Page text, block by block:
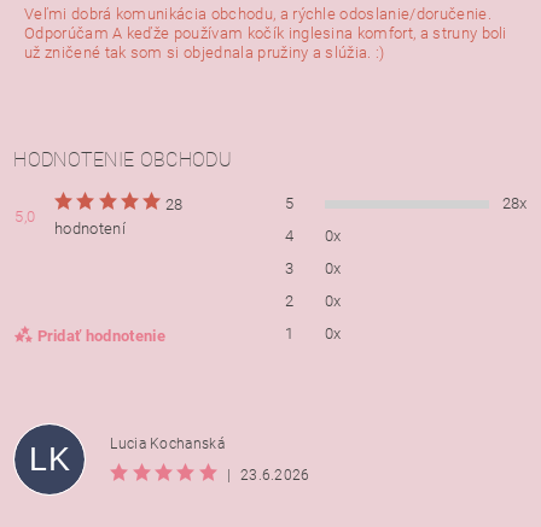
Veľmi dobrá komunikácia obchodu, a rýchle odoslanie/doručenie.
Odporúčam A keďže používam kočík inglesina komfort, a struny boli
už zničené tak som si objednala pružiny a slúžia. :)
HODNOTENIE OBCHODU
5,0
28
hodnotení
Pridať hodnotenie
5
28x
4
0x
3
0x
2
0x
1
0x
LK
Lucia Kochanská
23.6.2026